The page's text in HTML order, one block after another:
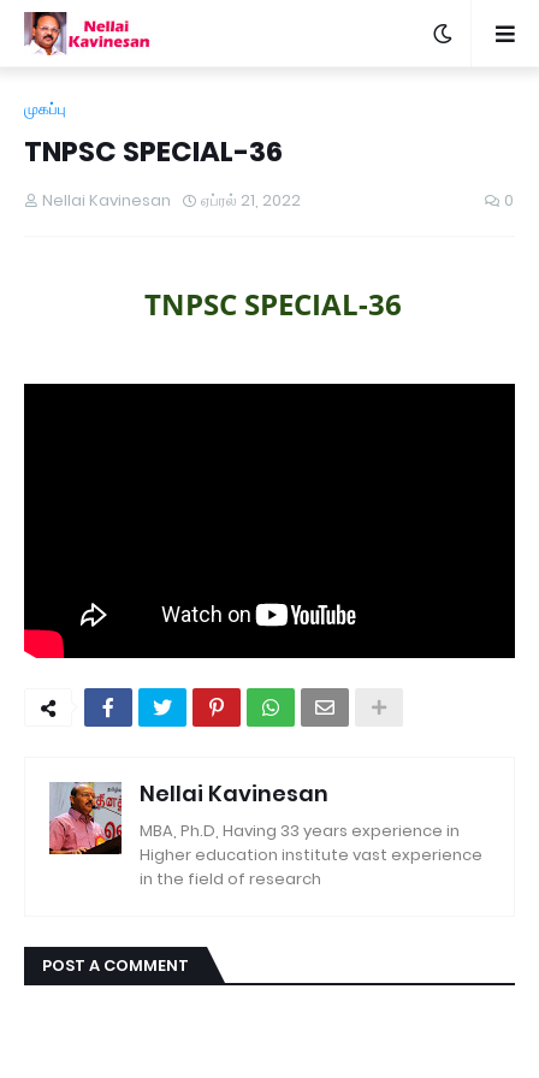
முகப்பு
TNPSC SPECIAL-36
Nellai Kavinesan ஏப்ரல் 21, 2022 0
TNPSC SPECIAL-36
Nellai Kavinesan
MBA, Ph.D, Having 33 years experience in
Higher education institute vast experience
in the field of research
POST A COMMENT